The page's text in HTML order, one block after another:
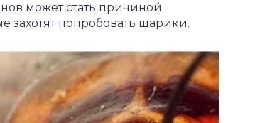
может стать причиной
захотят попробовать шарики.